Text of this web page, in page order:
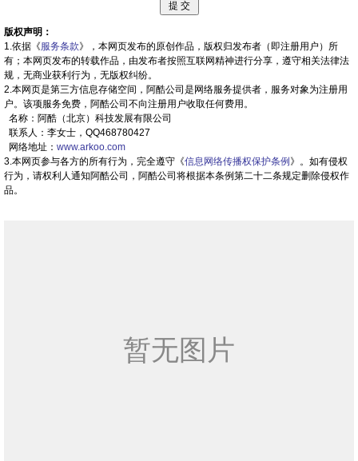
版权声明：
1.依据《服务条款》，本网页发布的原创作品，版权归发布者（即注册用户）所
有；本网页发布的转载作品，由发布者按照互联网精神进行分享，遵守相关法律法
规，无商业获利行为，无版权纠纷。
2.本网页是第三方信息存储空间，阿酷公司是网络服务提供者，服务对象为注册用
户。该项服务免费，阿酷公司不向注册用户收取任何费用。
名称：阿酷（北京）科技发展有限公司
联系人：李女士，QQ468780427
网络地址： www.arkoo.com
3.本网页参与各方的所有行为，完全遵守《信息网络传播权保护条例 》。如有侵权
行为，请权利人通知阿酷公司，阿酷公司将根据本条例第二十二条规定删除侵权作
品。